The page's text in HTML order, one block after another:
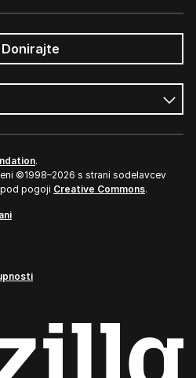
Donirajte
.
©1998–2026 s strani sodelavcev
pogoji Creative Commons.